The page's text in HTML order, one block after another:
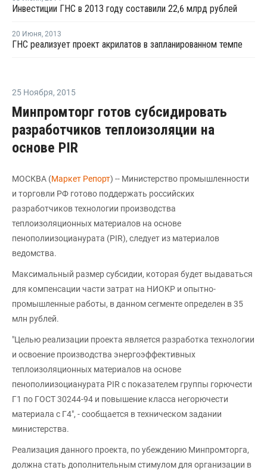
Инвестиции ГНС в 2013 году составили 22,6 млрд рублей
20 Июня, 2013
ГНС реализует проект акрилатов в запланированном темпе
25 Ноября, 2015
Минпромторг готов субсидировать
разработчиков теплоизоляции на
основе PIR
МОСКВА (Маркет Репорт) -- Министерство промышленности
и торговли РФ готово поддержать российских
разработчиков технологии производства
теплоизоляционных материалов на основе
пенополиизоцианурата (PIR), следует из материалов
ведомства.
Максимальный размер субсидии, которая будет выдаваться
для компенсации части затрат на НИОКР и опытно-
промышленные работы, в данном сегменте определен в 35
млн рублей.
"Целью реализации проекта является разработка технологии
и освоение производства энергоэффективных
теплоизоляционных материалов на основе
пенополиизоцианурата PIR с показателем группы горючести
Г1 по ГОСТ 30244-94 и повышение класса негорючести
материала с Г4", - сообщается в техническом задании
министерства.
Реализация данного проекта, по убеждению Минпромторга,
должна стать дополнительным стимулом для организации в